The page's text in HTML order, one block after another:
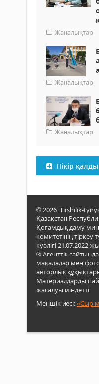
Жаңалықтар
Жаңалықтар
Жаңалықтар
Пікір
© 2026. Tirshilik-
Қазақстан
Қоғамдық даму
комитетінің
куәлігі 21.07.2022
® Агенттік
мақалалар мен
авторлық
Материалдарды
жасалуы міндетті.
Меншік иесі:«Сыр